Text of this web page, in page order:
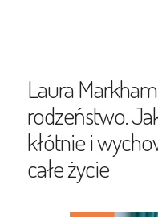
Laura
rodzeństwo.
kłótnie i
całe życie